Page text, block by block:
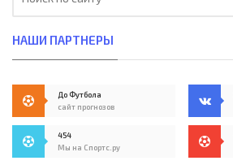
НАШИ ПАРТНЕРЫ
До Футбола
сайт прогнозов
454
Мы на Спортс.ру